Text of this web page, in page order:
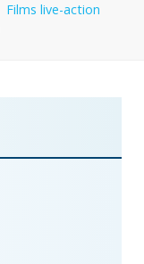
Films live-action